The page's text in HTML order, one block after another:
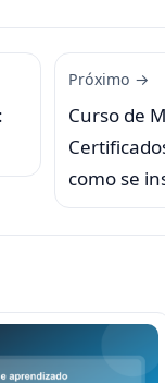
Próximo →
Curso de
como se